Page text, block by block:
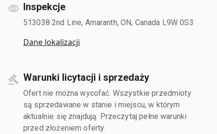
Inspekcje
513038 2nd Line, Amaranth, ON, Canada L9W 0S3
Dane lokalizacji
Warunki licytacji i sprzedaży
Ofert nie można wycofać. Wszystkie przedmioty
są sprzedawane w stanie i miejscu, w którym
aktualnie się znajdują. Przeczytaj pełne warunki
przed złożeniem oferty.